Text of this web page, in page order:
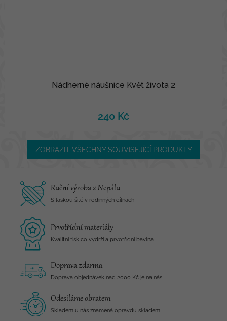
Nádherné náušnice Květ života 2
240 Kč
ZOBRAZIT VŠECHNY SOUVISEJÍCÍ PRODUKTY
Ruční výroba z Nepálu
S láskou šité v rodinných dílnách
Prvotřídní materiály
Kvalitní tisk co vydrží a prvotřídní bavlna
Doprava zdarma
Doprava objednávek nad 2000 Kč je na nás
Odesíláme obratem
Skladem u nás znamená opravdu skladem